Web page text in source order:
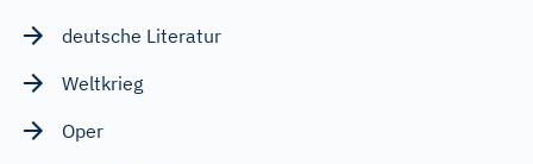
deutsche Literatur
Weltkrieg
Oper